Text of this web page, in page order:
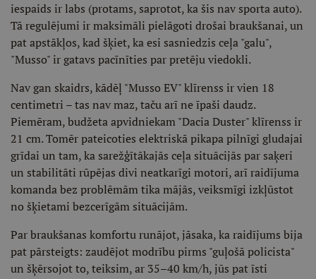
iespaids ir labs (protams, saprotot, ka šis nav sporta auto).
Tā regulējumi ir maksimāli pielāgoti drošai braukšanai, un
pat apstākļos, kad šķiet, ka esi sasniedzis ceļa "galu",
"Musso" ir gatavs pacīnīties par pretēju viedokli.
Nav gan skaidrs, kādēļ "Musso EV" klīrenss ir vien 18
centimetri – tas nav maz, taču arī ne īpaši daudz.
Piemēram, budžeta apvidniekam "Dacia Duster" klīrenss ir
21 cm. Tomēr pateicoties elektriskā pikapa pilnīgi gludajai
grīdai un tam, ka sarežģītākajās ceļa situācijās par saķeri
un stabilitāti rūpējas divi neatkarīgi motori, arī raidījuma
komanda bez problēmām tika mājās, veiksmīgi izkļūstot
no šķietami bezcerīgām situācijām.
Par braukšanas komfortu runājot, jāsaka, ka raidījums bija
pat pārsteigts: zaudējot modrību pirms "guļošā policista"
un šķērsojot to, teiksim, ar 35–40 km/h, jūs pat īsti